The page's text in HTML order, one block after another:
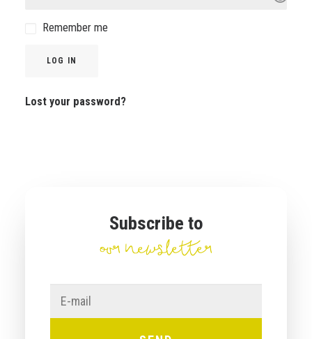
Remember me
LOG IN
Lost your password?
Subscribe to
our newsletter
mail